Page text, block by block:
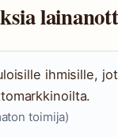
ihmisille,
toimija)